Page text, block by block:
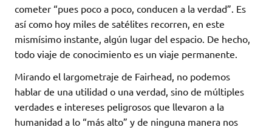
cometer “pues poco a poco, conducen a la verdad”. Es
así como hoy miles de satélites recorren, en este
mismísimo instante, algún lugar del espacio. De hecho,
todo viaje de conocimiento es un viaje permanente.
Mirando el largometraje de Fairhead, no podemos
hablar de una utilidad o una verdad, sino de múltiples
verdades e intereses peligrosos que llevaron a la
humanidad a lo “más alto” y de ninguna manera nos